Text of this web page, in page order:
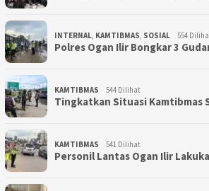
INTERNAL, KAMTIBMAS, SOSIAL 554
Polres Ogan Ilir Bongkar 3
KAMTIBMAS 544 Dilihat
Tingkatkan Situasi Kamtibmas
KAMTIBMAS 541 Dilihat
Personil Lantas Ogan Ilir